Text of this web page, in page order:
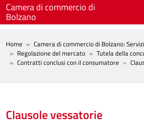
Salta al contenuto principale
Camera di commercio di
Bolzano
BREADCRUMB
Home
Camera di commercio di Bolzano: Servizi
Regolazione del mercato
Tutela della
Contratti conclusi con il consumatore
Clausole vessatorie